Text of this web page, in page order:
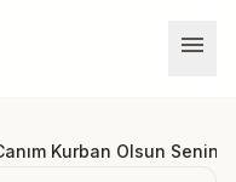
menu
Kurban Olsun Senin